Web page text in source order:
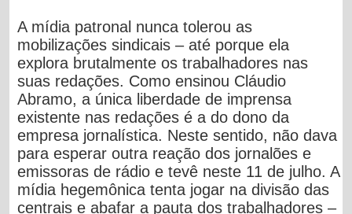
A mídia patronal nunca tolerou as
mobilizações sindicais – até porque ela
explora brutalmente os trabalhadores nas
suas redações. Como ensinou Cláudio
Abramo, a única liberdade de imprensa
existente nas redações é a do dono da
empresa jornalística. Neste sentido, não dava
para esperar outra reação dos jornalões e
emissoras de rádio e tevê neste 11 de julho. A
mídia hegemônica tenta jogar na divisão das
centrais e abafar a pauta dos trabalhadores –